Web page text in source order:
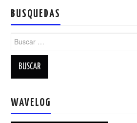
PLAN DE BANDAS DE
RADIOAFICIONADOS EN MEXICO
PROMOCIÓN DE LA RADIO AFICIÓN
SALÓN DE LA FAMA DEL CRECJ
BUSQUEDAS
Buscar:
WAVELOG